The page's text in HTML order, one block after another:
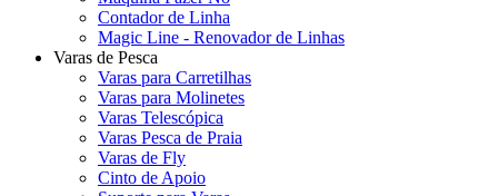
Contador de Linha
Magic Line - Renovador de Linhas
Varas de Pesca
Varas para Carretilhas
Varas para Molinetes
Varas Telescópica
Varas Pesca de Praia
Varas de Fly
Cinto de Apoio